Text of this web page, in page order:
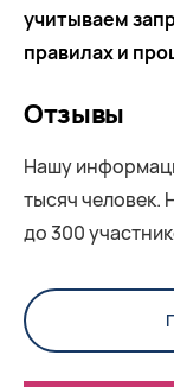
учитываем
правилах и
Отзывы
Нашу
тысяч человек.
до 300